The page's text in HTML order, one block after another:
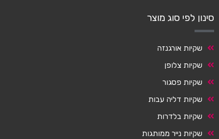
סינון לפי סוג מוצר
שקיות אורגנזה
שקיות צלופן
שקיות פסגור
שקיות דליה עבות
שקיות בלדרות
שקיות נייר ממותגות